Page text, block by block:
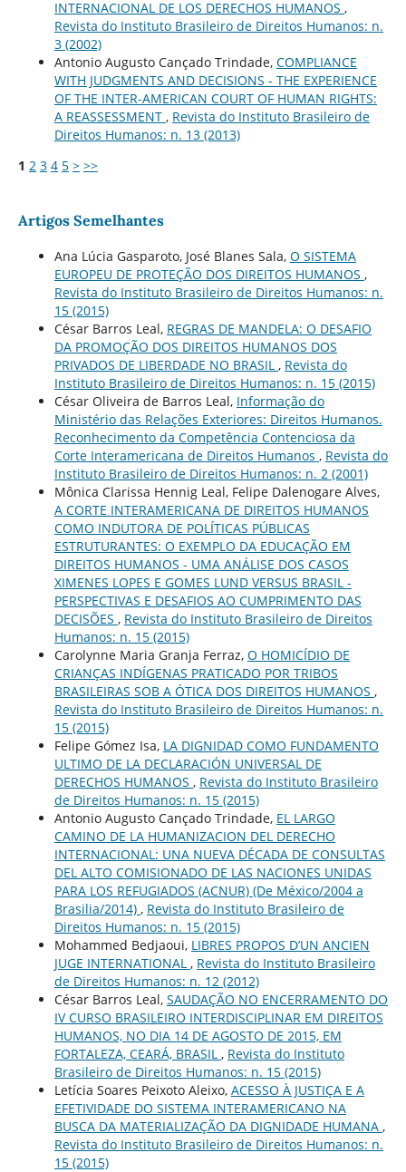
INTERNACIONAL DE LOS DERECHOS HUMANOS ,
Revista do Instituto Brasileiro de Direitos Humanos: n.
3 (2002)
Antonio Augusto Cançado Trindade, COMPLIANCE
WITH JUDGMENTS AND DECISIONS - THE EXPERIENCE
OF THE INTER-AMERICAN COURT OF HUMAN RIGHTS:
A REASSESSMENT , Revista do Instituto Brasileiro de
Direitos Humanos: n. 13 (2013)
1 2 3 4 5 > >>
Artigos Semelhantes
Ana Lúcia Gasparoto, José Blanes Sala, O SISTEMA
EUROPEU DE PROTEÇÃO DOS DIREITOS HUMANOS ,
Revista do Instituto Brasileiro de Direitos Humanos: n.
15 (2015)
César Barros Leal, REGRAS DE MANDELA: O DESAFIO
DA PROMOÇÃO DOS DIREITOS HUMANOS DOS
PRIVADOS DE LIBERDADE NO BRASIL , Revista do
Instituto Brasileiro de Direitos Humanos: n. 15 (2015)
César Oliveira de Barros Leal, Informação do
Ministério das Relações Exteriores: Direitos Humanos.
Reconhecimento da Competência Contenciosa da
Corte Interamericana de Direitos Humanos , Revista do
Instituto Brasileiro de Direitos Humanos: n. 2 (2001)
Mônica Clarissa Hennig Leal, Felipe Dalenogare Alves,
A CORTE INTERAMERICANA DE DIREITOS HUMANOS
COMO INDUTORA DE POLÍTICAS PÚBLICAS
ESTRUTURANTES: O EXEMPLO DA EDUCAÇÃO EM
DIREITOS HUMANOS - UMA ANÁLISE DOS CASOS
XIMENES LOPES E GOMES LUND VERSUS BRASIL -
PERSPECTIVAS E DESAFIOS AO CUMPRIMENTO DAS
DECISÕES , Revista do Instituto Brasileiro de Direitos
Humanos: n. 15 (2015)
Carolynne Maria Granja Ferraz, O HOMICÍDIO DE
CRIANÇAS INDÍGENAS PRATICADO POR TRIBOS
BRASILEIRAS SOB A ÓTICA DOS DIREITOS HUMANOS ,
Revista do Instituto Brasileiro de Direitos Humanos: n.
15 (2015)
Felipe Gómez Isa, LA DIGNIDAD COMO FUNDAMENTO
ULTIMO DE LA DECLARACIÓN UNIVERSAL DE
DERECHOS HUMANOS , Revista do Instituto Brasileiro
de Direitos Humanos: n. 15 (2015)
Antonio Augusto Cançado Trindade, EL LARGO
CAMINO DE LA HUMANIZACION DEL DERECHO
INTERNACIONAL: UNA NUEVA DÉCADA DE CONSULTAS
DEL ALTO COMISIONADO DE LAS NACIONES UNIDAS
PARA LOS REFUGIADOS (ACNUR) (De México/2004 a
Brasilia/2014) , Revista do Instituto Brasileiro de
Direitos Humanos: n. 15 (2015)
Mohammed Bedjaoui, LIBRES PROPOS D’UN ANCIEN
JUGE INTERNATIONAL , Revista do Instituto Brasileiro
de Direitos Humanos: n. 12 (2012)
César Barros Leal, SAUDAÇÃO NO ENCERRAMENTO DO
IV CURSO BRASILEIRO INTERDISCIPLINAR EM DIREITOS
HUMANOS, NO DIA 14 DE AGOSTO DE 2015, EM
FORTALEZA, CEARÁ, BRASIL , Revista do Instituto
Brasileiro de Direitos Humanos: n. 15 (2015)
Letícia Soares Peixoto Aleixo, ACESSO À JUSTIÇA E A
EFETIVIDADE DO SISTEMA INTERAMERICANO NA
BUSCA DA MATERIALIZAÇÃO DA DIGNIDADE HUMANA ,
Revista do Instituto Brasileiro de Direitos Humanos: n.
15 (2015)